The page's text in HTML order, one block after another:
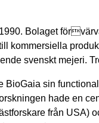
Bolaget
kommersiella
svenskt mejeri.
BioGaia sin
hade en
från USA)